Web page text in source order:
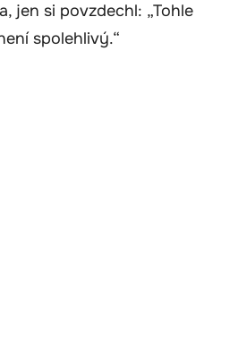
jen si povzdechl: „Tohle
spolehlivý.“